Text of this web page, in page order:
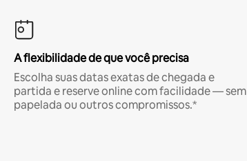
A flexibilidade de que você precisa
Escolha suas datas exatas de chegada e
partida e reserve online com facilidade — sem
papelada ou outros compromissos.*